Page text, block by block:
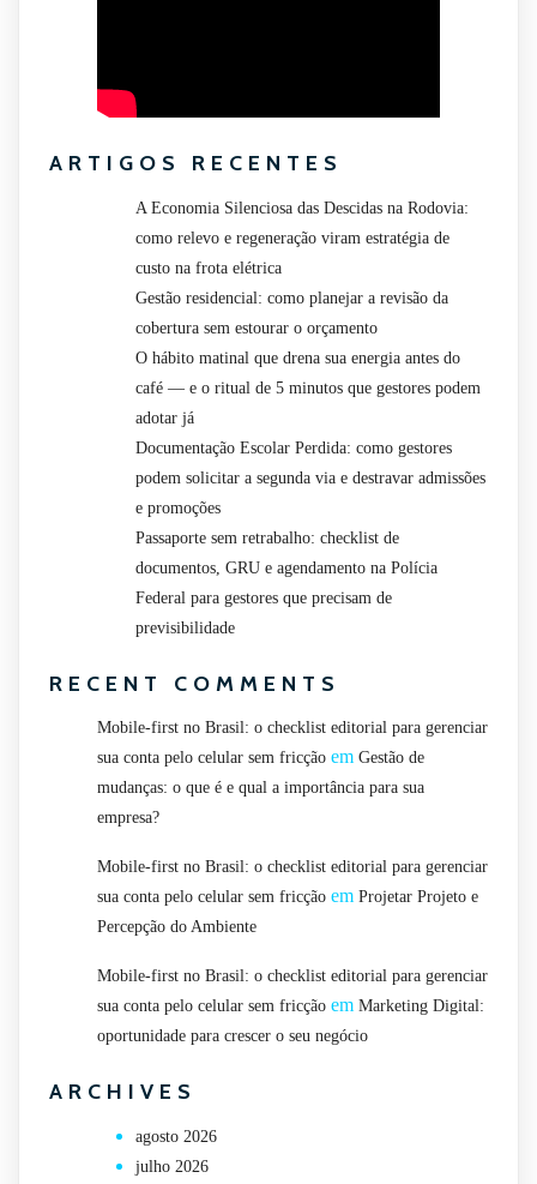
ARTIGOS RECENTES
A Economia Silenciosa das Descidas na Rodovia:
como relevo e regeneração viram estratégia de
custo na frota elétrica
Gestão residencial: como planejar a revisão da
cobertura sem estourar o orçamento
O hábito matinal que drena sua energia antes do
café — e o ritual de 5 minutos que gestores podem
adotar já
Documentação Escolar Perdida: como gestores
podem solicitar a segunda via e destravar admissões
e promoções
Passaporte sem retrabalho: checklist de
documentos, GRU e agendamento na Polícia
Federal para gestores que precisam de
previsibilidade
RECENT COMMENTS
Mobile-first no Brasil: o checklist editorial para gerenciar
sua conta pelo celular sem fricção em Gestão de
mudanças: o que é e qual a importância para sua
empresa?
Mobile-first no Brasil: o checklist editorial para gerenciar
sua conta pelo celular sem fricção em Projetar Projeto e
Percepção do Ambiente
Mobile-first no Brasil: o checklist editorial para gerenciar
sua conta pelo celular sem fricção em Marketing Digital:
oportunidade para crescer o seu negócio
ARCHIVES
agosto 2026
julho 2026